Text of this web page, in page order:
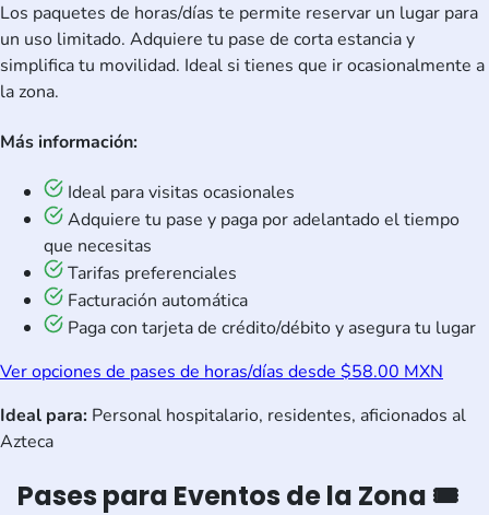
Los paquetes de horas/días te permite reservar un lugar para
un uso limitado. Adquiere tu pase de corta estancia y
simplifica tu movilidad. Ideal si tienes que ir ocasionalmente a
la zona.
Más información:
Ideal para visitas ocasionales
Adquiere tu pase y paga por adelantado el tiempo
que necesitas
Tarifas preferenciales
Facturación automática
Paga con tarjeta de crédito/débito y asegura tu lugar
Ver opciones de pases de horas/días desde $58.00 MXN
Ideal para: Personal hospitalario, residentes, aficionados al
Azteca
Pases para Eventos de la Zona 🎟️